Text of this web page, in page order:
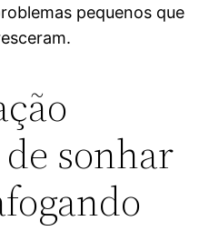
pequenos que
sonhar